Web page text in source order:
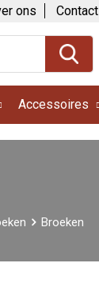
ons Contact
Accessoires
Broeken